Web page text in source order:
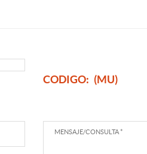
CODIGO: (MU)